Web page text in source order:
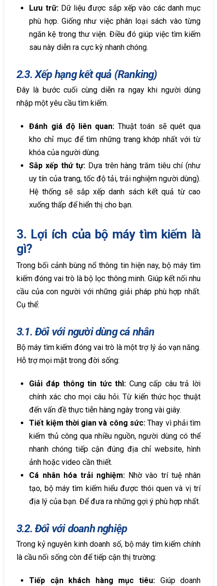
Lưu trữ:Dữ liệu được sắp xếp vào các danh mục
phù hợp. Giống như việc phân loại sách vào từng
ngăn kệ trong thư viện. Điều đó giúp việc tìm kiếm
sau này diễn ra cực kỳ nhanh chóng.
2.3. Xếp hạng kết quả (Ranking)
Đây là bước cuối cùng diễn ra ngay khi người dùng
nhập một yêu cầu tìm kiếm.
Đánh giá độ liên quan: Thuật toán sẽ quét qua
kho chỉ mục để tìm những trang khớp nhất với từ
khóa của người dùng.
Sắp xếp thứ tự: Dựa trên hàng trăm tiêu chí (như
uy tín của trang, tốc độ tải, trải nghiệm người dùng).
Hệ thống sẽ sắp xếp danh sách kết quả từ cao
xuống thấp để hiển thị cho bạn.
3. Lợi ích của bộ máy tìm kiếm là
gì?
Trong bối cảnh bùng nổ thông tin hiện nay, bộ máy tìm
kiếm đóng vai trò là bộ lọc thông minh. Giúp kết nối nhu
cầu của con người với những giải pháp phù hợp nhất.
Cụ thể:
3.1. Đối với người dùng cá nhân
Bộ máy tìm kiếm đóng vai trò là một trợ lý ảo vạn năng.
Hỗ trợ mọi mặt trong đời sống:
Giải đáp thông tin tức thì: Cung cấp câu trả lời
chính xác cho mọi câu hỏi. Từ kiến thức học thuật
đến vấn đề thực tiễn hàng ngày trong vài giây.
Tiết kiệm thời gian và công sức: Thay vì phải tìm
kiếm thủ công qua nhiều nguồn, người dùng có thể
nhanh chóng tiếp cận đúng địa chỉ website, hình
ảnh hoặc video cần thiết.
Cá nhân hóa trải nghiệm: Nhờ vào trí tuệ nhân
tạo, bộ máy tìm kiếm hiểu được thói quen và vị trí
địa lý của bạn. Để đưa ra những gợi ý phù hợp nhất.
3.2. Đối với doanh nghiệp
Trong kỷ nguyên kinh doanh số, bộ máy tìm kiếm chính
là cầu nối sống còn để tiếp cận thị trường:
Tiếp cận khách hàng mục tiêu: Giúp doanh